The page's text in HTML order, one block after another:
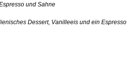
und Sahne
Dessert, Vanilleeis und ein Espresso